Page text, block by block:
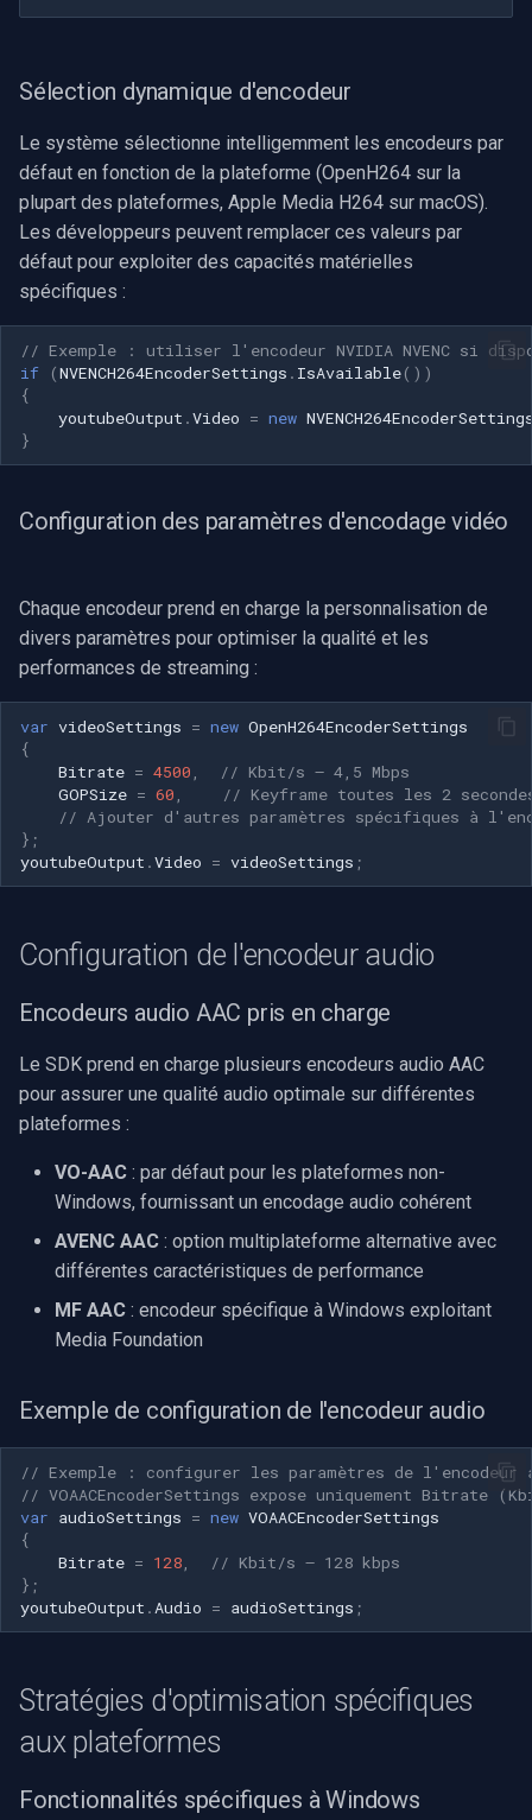
Aqara
Verkada
Rhombus
Arlo
Eufy Security
Tenda
Mercusys
Sélection dynamique d'encodeur
Le système sélectionne intelligemment les encodeurs par
défaut en fonction de la plateforme (OpenH264 sur la
plupart des plateformes, Apple Media H264 sur macOS).
Les développeurs peuvent remplacer ces valeurs par
défaut pour exploiter des capacités matérielles
spécifiques :
// Exemple : utiliser l'encodeur NVIDIA NVENC si
if
(NVENCH264EncoderSettings . IsAvailable())
{
youtubeOutput .Video = new
}
Configuration des paramètres d'encodage vidéo
Chaque encodeur prend en charge la personnalisation de
divers paramètres pour optimiser la qualité et les
performances de streaming :
var videoSettings = new OpenH264EncoderSettings
{
Bitrate = 4500
// Kbit/s — 4,5 Mbps
GOPSize = 60
// Keyframe toutes les 2
// Ajouter d'autres paramètres spécifiques à
};
youtubeOutput .Video = videoSettings ;
Configuration de l'encodeur audio
Encodeurs audio AAC pris en charge
Le SDK prend en charge plusieurs encodeurs audio AAC
pour assurer une qualité audio optimale sur différentes
plateformes :
VO-AAC : par défaut pour les plateformes non-
Windows, fournissant un encodage audio cohérent
AVENC AAC : option multiplateforme alternative avec
différentes caractéristiques de performance
MF AAC : encodeur spécifique à Windows exploitant
Media Foundation
Exemple de configuration de l'encodeur audio
// Exemple : configurer les paramètres de l'encodeur
// VOAACEncoderSettings expose uniquement
var audioSettings = new VOAACEncoderSettings
{
Bitrate = 128
// Kbit/s — 128 kbps
};
youtubeOutput . Audio = audioSettings ;
Stratégies d'optimisation spécifiques
aux plateformes
Fonctionnalités spécifiques à Windows